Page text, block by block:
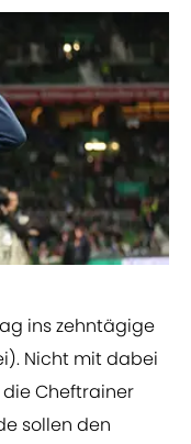
ins zehntägige
Nicht mit dabei
die Cheftrainer
sollen den